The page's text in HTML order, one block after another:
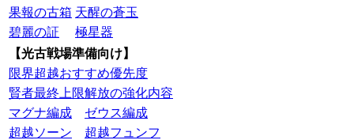
果報の古箱 天醒の蒼玉
碧麗の証
極星器
【光古戦場準備向け】
限界超越おすすめ優先度
賢者最終上限解放の強化内容
マグナ編成
ゼウス編成
超越ソーン
超越フュンフ